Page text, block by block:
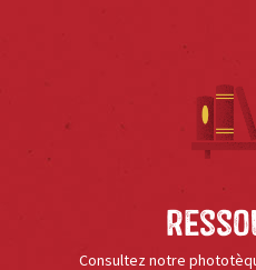
Consultez notre